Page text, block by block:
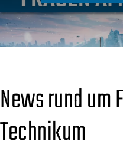
News rund um
Technikum